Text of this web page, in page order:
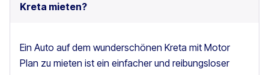
Kreta mieten?
Ein Auto auf dem wunderschönen Kreta mit Motor
Plan zu mieten ist ein einfacher und reibungsloser